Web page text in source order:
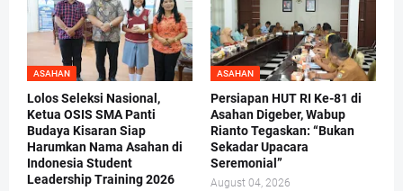
ASAHAN
Lolos Seleksi Nasional,
Ketua OSIS SMA Panti
Budaya Kisaran Siap
Harumkan Nama Asahan di
Indonesia Student
Leadership Training 2026
ASAHAN
Persiapan HUT RI Ke-81 di
Asahan Digeber, Wabup
Rianto Tegaskan: “Bukan
Sekadar Upacara
Seremonial”
August 04, 2026